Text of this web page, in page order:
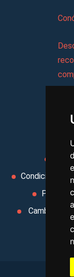
Condiciones
Política
Cambiar